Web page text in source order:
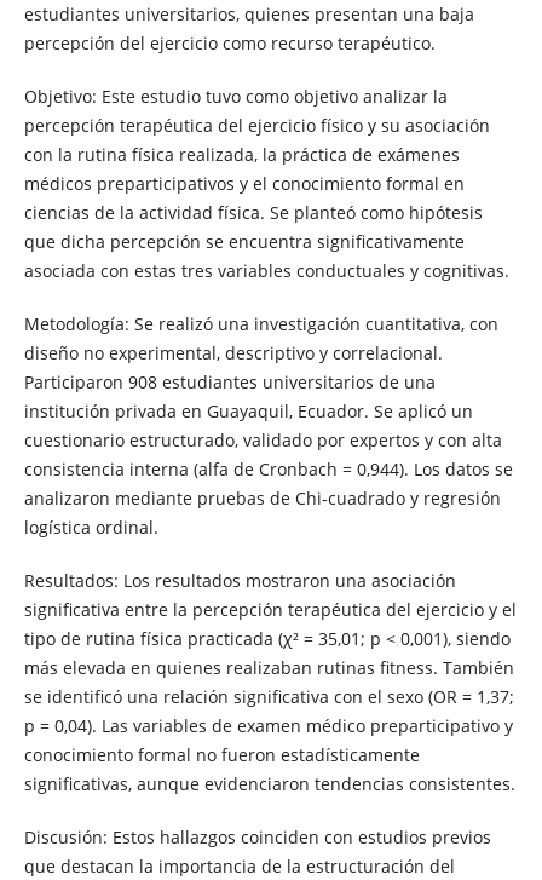
estudiantes universitarios, quienes presentan una baja
percepción del ejercicio como recurso terapéutico.
Objetivo: Este estudio tuvo como objetivo analizar la
percepción terapéutica del ejercicio físico y su asociación
con la rutina física realizada, la práctica de exámenes
médicos preparticipativos y el conocimiento formal en
ciencias de la actividad física. Se planteó como hipótesis
que dicha percepción se encuentra significativamente
asociada con estas tres variables conductuales y cognitivas.
Metodología: Se realizó una investigación cuantitativa, con
diseño no experimental, descriptivo y correlacional.
Participaron 908 estudiantes universitarios de una
institución privada en Guayaquil, Ecuador. Se aplicó un
cuestionario estructurado, validado por expertos y con alta
consistencia interna (alfa de Cronbach = 0,944). Los datos se
analizaron mediante pruebas de Chi-cuadrado y regresión
logística ordinal.
Resultados: Los resultados mostraron una asociación
significativa entre la percepción terapéutica del ejercicio y el
tipo de rutina física practicada (χ² = 35,01; p < 0,001), siendo
más elevada en quienes realizaban rutinas fitness. También
se identificó una relación significativa con el sexo (OR = 1,37;
p = 0,04). Las variables de examen médico preparticipativo y
conocimiento formal no fueron estadísticamente
significativas, aunque evidenciaron tendencias consistentes.
Discusión: Estos hallazgos coinciden con estudios previos
que destacan la importancia de la estructuración del